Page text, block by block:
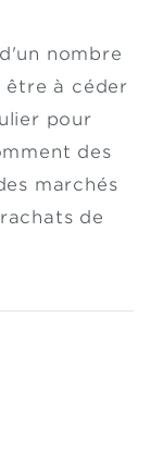
nombre
à céder
pour
des
marchés
de